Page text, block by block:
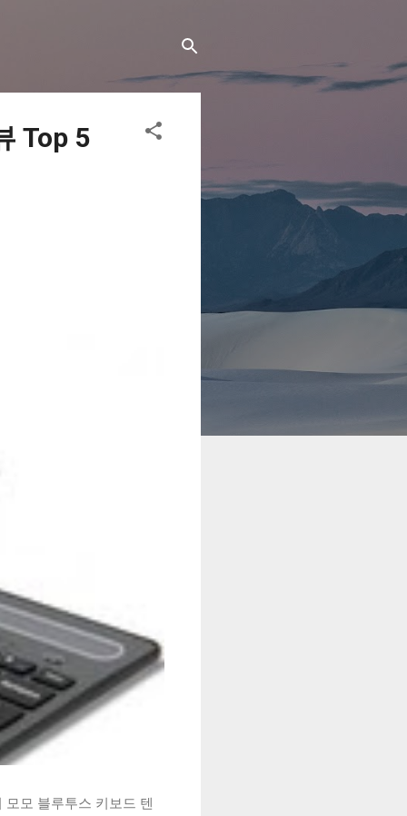
Top 5
모모 블루투스 키보드 텐